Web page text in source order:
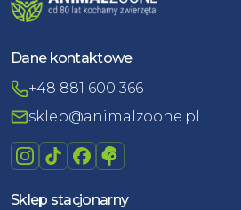
Dane kontaktowe
+48 881 600 366
sklep@animalzoone.pl
Sklep stacjonarny